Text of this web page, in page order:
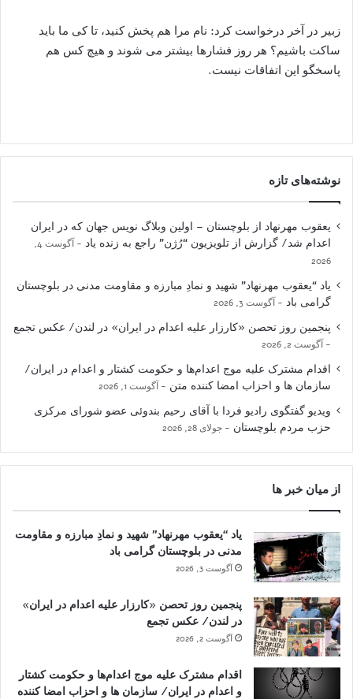
زبیر در آخر درخواست کرد: نام مرا هم پخش کنید، تا کی ما باید
ساکت باشیم؟ هر روز فشارها بیشتر می شوند و هیچ کس هم
پاسخگو این اتفاقات نیست.
نوشته‌های تازه
یعقوب مهرنهاد از بلوچستان – اولین وبلاگ نویس جهان که در ایران
اعدام شد/ گزارش از تلویزیون “رُژن” راجع به زنده یاد
آگوست 4,
2026
یاد “یعقوب مهرنهاد” شهید و نمادِ مبارزه و مقاومت مدنی در بلوچستان
گرامی باد
آگوست 3, 2026
پنجمین روز تحصن «کارزار علیه اعدام در ایران» در لندن/ عکس تجمع
آگوست 2, 2026
اقدام مشترک علیه موج اعدام‌ها و حکومت کشتار و اعدام در ایران/
سازمان ها و احزاب امضا کننده متن
آگوست 1, 2026
ویدیو گفتگوی رادیو فردا با آقای رحیم بندوئی عضو شورای مرکزی
حزب مردم بلوچستان
جولای 28, 2026
از میان خبر ها
یاد “یعقوب مهرنهاد” شهید و نمادِ مبارزه و مقاومت
مدنی در بلوچستان گرامی باد
آگوست 3, 2026
پنجمین روز تحصن «کارزار علیه اعدام در ایران»
در لندن/ عکس تجمع
آگوست 2, 2026
اقدام مشترک علیه موج اعدام‌ها و حکومت کشتار
و اعدام در ایران/ سازمان ها و احزاب امضا کننده